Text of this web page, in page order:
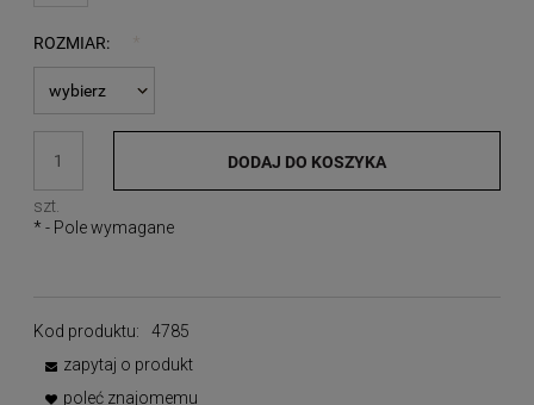
ROZMIAR:
szt.
DODAJ DO KOSZYKA
* - Pole wymagane
Kod produktu:
4785
zapytaj o produkt
poleć znajomemu